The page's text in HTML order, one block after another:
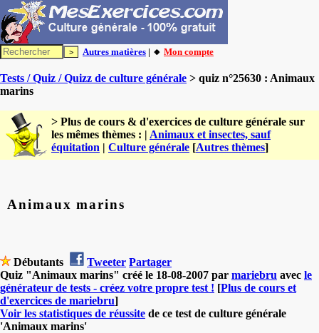
Autres matières | 🔸 Mon compte
Tests / Quiz / Quizz de culture générale > quiz n°25630 : Animaux
marins
> Plus de cours & d'exercices de culture générale sur
les mêmes thèmes : | Animaux et insectes, sauf
équitation | Culture générale [Autres thèmes]
Animaux marins
Débutants Tweeter Partager
Quiz "Animaux marins" créé le 18-08-2007 par mariebru avec le
générateur de tests - créez votre propre test ! [Plus de cours et
d'exercices de mariebru]
Voir les statistiques de réussite de ce test de culture générale
'Animaux marins'